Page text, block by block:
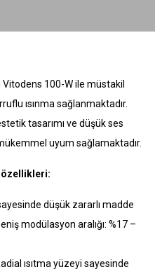
Vitodens 100-W ile müstakil
ısınma sağlanmaktadır.
tasarımı ve düşük ses
uyum sağlamaktadır.
özellikleri:
düşük zararlı madde
modülasyon aralığı: %17 –
ısıtma yüzeyi sayesinde